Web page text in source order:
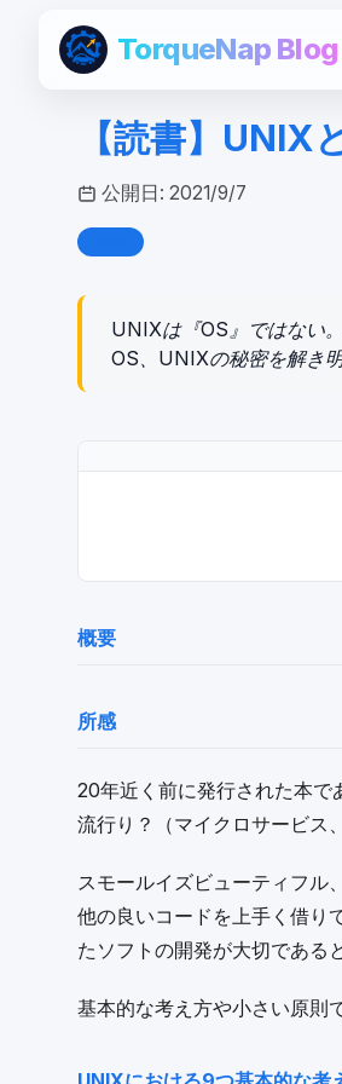
TorqueNap Blog
【読書】UNIX
公開日: 2021/9/7
UNIXは『OS』ではない
OS、UNIXの秘密を解き明
概要
所感
20年近く前に発行された本で
流行り？（マイクロサービス
スモールイズビューティフル
他の良いコードを上手く借り
たソフトの開発が大切である
基本的な考え方や小さい原則